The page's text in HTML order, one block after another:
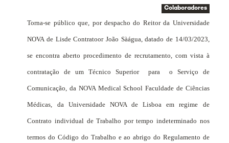
Colaboradores
Torna-se público que, por despacho do Reitor da Universidade
NOVA de Lisde Contratoor João Sàágua, datado de 14/03/2023,
se encontra aberto procedimento de recrutamento, com vista à
contratação de um Técnico Superior para o Serviço de
Comunicação, da NOVA Medical School Faculdade de Ciências
Médicas, da Universidade NOVA de Lisboa em regime de
Contrato individual de Trabalho por tempo indeterminado nos
termos do Código do Trabalho e ao abrigo do Regulamento de